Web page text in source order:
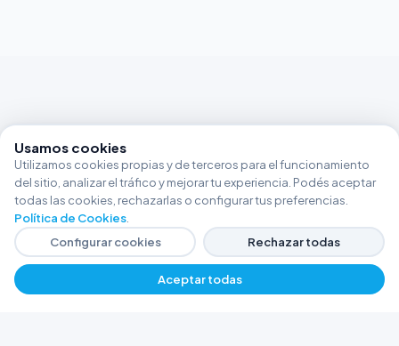
Usamos cookies
Utilizamos cookies propias y de terceros para el funcionamiento
del sitio, analizar el tráfico y mejorar tu experiencia. Podés aceptar
todas las cookies, rechazarlas o configurar tus preferencias.
Política de Cookies
Configurar cookies
Rechazar todas
Aceptar todas